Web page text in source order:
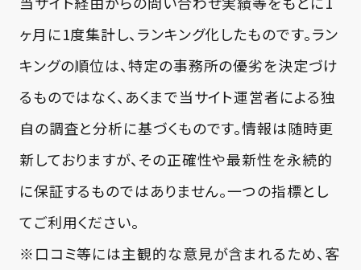
ヶ月に1度集計し、ランキング化したものです。ラン
キングの順位は、特定の事務所の優劣を決定づけ
るものではなく、あくまで当サイト運営者による独
自の調査と分析に基づくものです。情報は随時更
新しておりますが、その正確性や最新性を永続的
に保証するものではありません。一つの指標とし
てご利用ください。
※口コミ等には主観的な意見が含まれるため、客